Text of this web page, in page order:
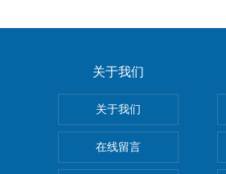
关于我们
关于我们
在线留言